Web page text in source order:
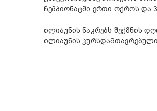
ჩემპიონატში ერთი ოქროს და
ილიაუნის ნაკრებს შექმნის
ილიაუნის კურსდამთავრებული